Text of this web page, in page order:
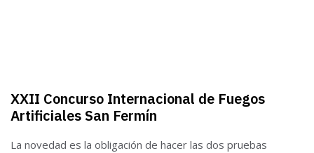
XXII Concurso Internacional de Fuegos
Artificiales San Fermín
La novedad es la obligación de hacer las dos pruebas